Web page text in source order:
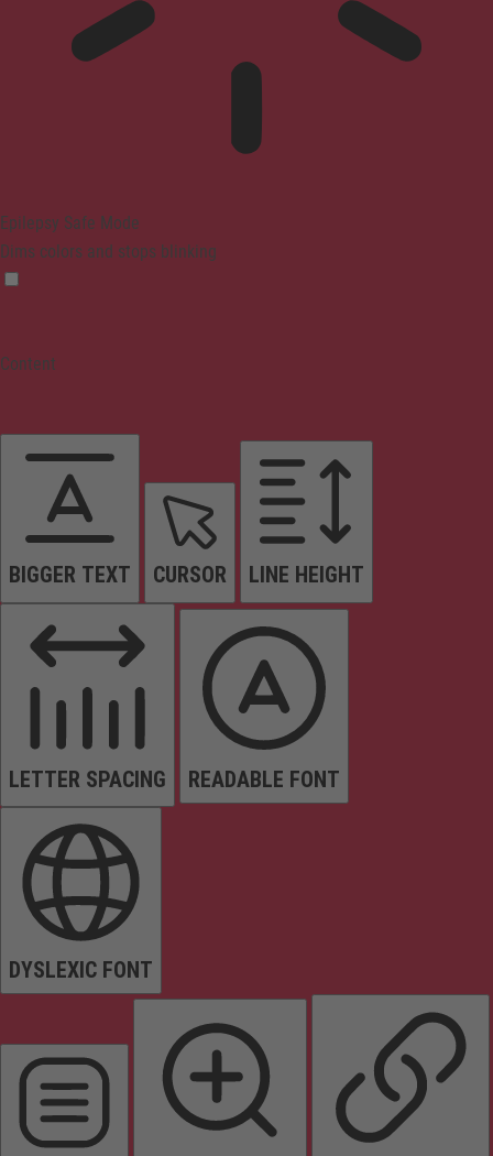
Epilepsy Safe Mode
Dims colors and stops blinking
Content
BIGGER TEXT CURSOR LINE HEIGHT
LETTER SPACING READABLE FONT
DYSLEXIC FONT